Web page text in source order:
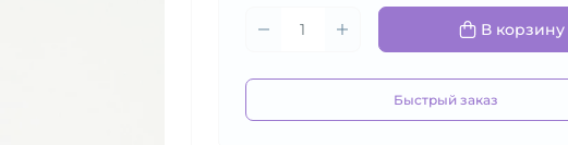
В корзину
Быстрый заказ